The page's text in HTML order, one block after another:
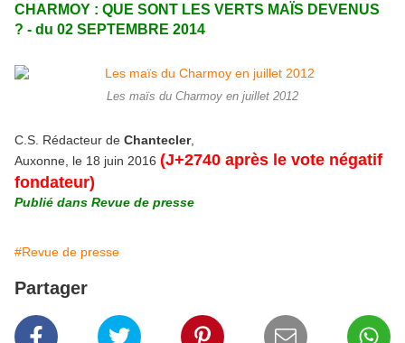
CHARMOY : QUE SONT LES VERTS MAÏS DEVENUS
? - du 02 SEPTEMBRE 2014
Les maïs du Charmoy en juillet 2012
C.S. Rédacteur de Chantecler,
Auxonne, le 18 juin 2016 (J+2740 après le vote négatif
fondateur)
Publié dans Revue de presse
#Revue de presse
Partager